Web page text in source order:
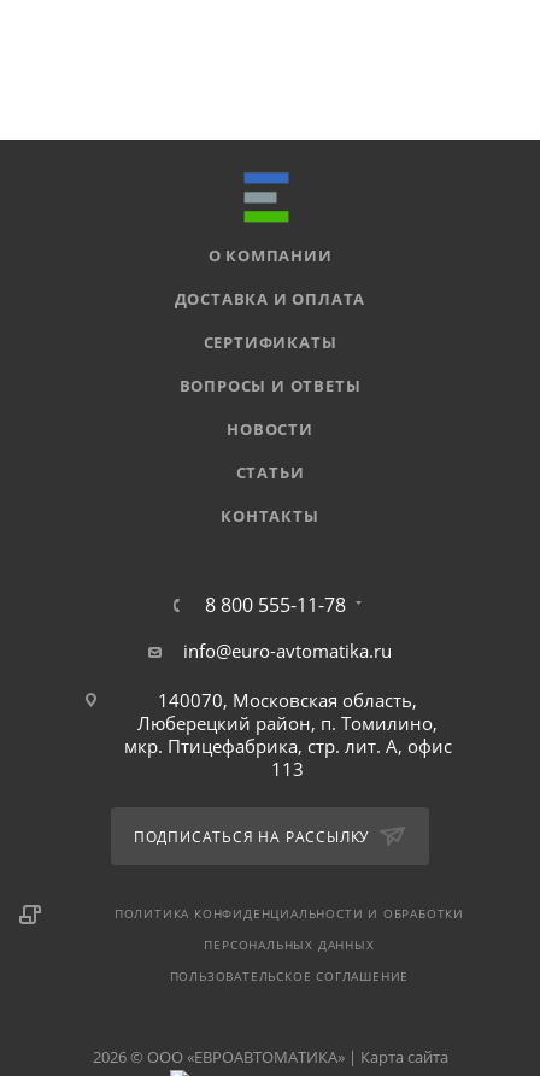
О КОМПАНИИ
ДОСТАВКА И ОПЛАТА
СЕРТИФИКАТЫ
ВОПРОСЫ И ОТВЕТЫ
НОВОСТИ
СТАТЬИ
КОНТАКТЫ
8 800 555-11-78
info@euro-avtomatika.ru
140070, Московская область,
Люберецкий район, п. Томилино,
мкр. Птицефабрика, стр. лит. А, офис
113
ПОДПИСАТЬСЯ НА РАССЫЛКУ
ПОЛИТИКА КОНФИДЕНЦИАЛЬНОСТИ И ОБРАБОТКИ
ПЕРСОНАЛЬНЫХ ДАННЫХ
ПОЛЬЗОВАТЕЛЬСКОЕ СОГЛАШЕНИЕ
2026 © ООО «ЕВРОАВТОМАТИКА» | Карта сайта